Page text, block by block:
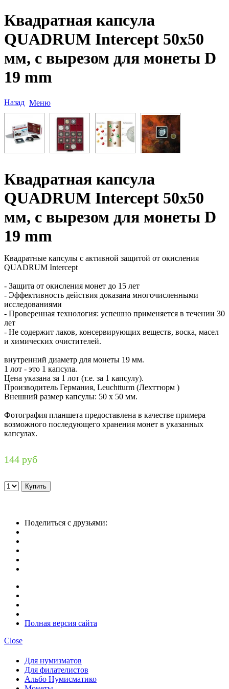
Квадратная капсула
QUADRUM Intercept 50х50
мм, с вырезом для монеты D
19 mm
Назад Меню
Квадратная капсула
QUADRUM Intercept 50х50
мм, с вырезом для монеты D
19 mm
Квадратные капсулы с активной защитой от окисления
QUADRUM Intercept
- Защита от окисления монет до 15 лет
- Эффективность действия доказана многочисленными
исследованиями
- Проверенная технология: успешно применяется в течении 30
лет
- Не содержит лаков, консервирующих веществ, воска, масел
и химических очистителей.
внутренний диаметр для монеты 19 мм.
1 лот - это 1 капсула.
Цена указана за 1 лот (т.е. за 1 капсулу).
Производитель Германия, Leuchtturm (Лехттюрм )
Внешний размер капсулы: 50 х 50 мм.
Фотография планшета предоставлена в качестве примера
возможного последующего хранения монет в указанных
капсулах.
144 руб
Поделиться с друзьями:
Полная версия сайта
Close
Для нумизматов
Для филателистов
Альбо Нумисматико